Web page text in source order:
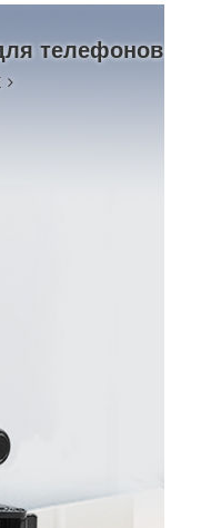
телефонов